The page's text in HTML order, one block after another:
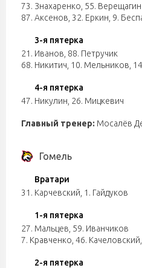
73. Знахаренко 55. Верещагин
87. Аксенов 32. Еркин 9.
3-я пятерка
21. Иванов 88. Петручик
68. Никитич 10. Мельников
4-я пятерка
47. Никулин 26. Мицкевич
Главный тренер: Мосалёв
Гомель
Вратари
31. Карчевский 1. Гайдуков
1-я пятерка
27. Мальцев 59. Иванчиков
7. Кравченко 46. Качеловский
2-я пятерка